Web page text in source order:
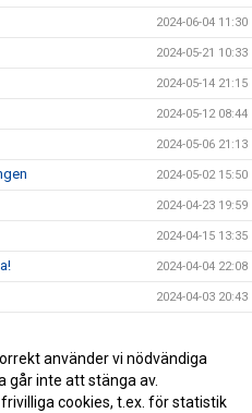
2024-06-04 11:30
2024-05-21 10:33
2024-05-14 21:15
2024-05-12 08:44
2024-05-06 21:13
2024-05-02 15:50
2024-04-23 19:59
2024-04-15 13:35
2024-04-04 22:08
2024-04-03 20:43
2024-03-27 10:44
2024-03-26 15:10
använder vi nödvändiga
går inte att stänga av.
cookies, t.ex. för statistik